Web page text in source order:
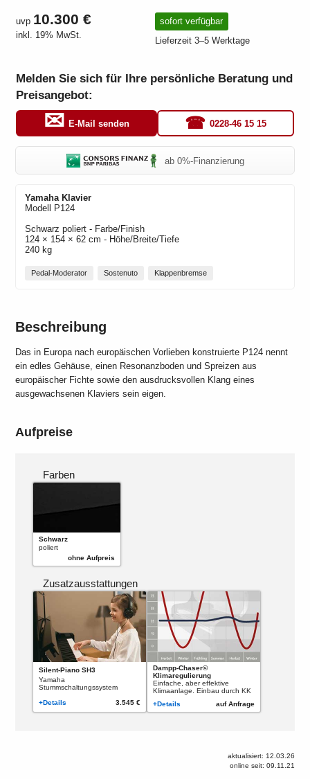
uvp 10.300 €
inkl. 19% MwSt.
sofort verfügbar
Lieferzeit 3–5 Werktage
Melden Sie sich für Ihre persönliche Beratung und
Preisangebot:
E-Mail senden 0228-46 15 15
ab 0%-Finanzierung
Yamaha Klavier
Modell
P124
Schwarz poliert - Farbe/Finish
124 × 154 × 62 cm - Höhe/Breite/Tiefe
240 kg
Pedal-Moderator Sostenuto Klappenbremse
Beschreibung
Das in Europa nach europäischen Vorlieben konstruierte P124 nennt
ein edles Gehäuse, einen Resonanzboden und Spreizen aus
europäischer Fichte sowie den ausdrucksvollen Klang eines
ausgewachsenen Klaviers sein eigen.
Aufpreise
Farben
Schwarz
poliert
ohne Aufpreis
Zusatzausstattungen
Silent-Piano SH3
Yamaha
Stummschaltungssystem
+Details
3.545 €
Dampp-Chaser©
Klimaregulierung
Einfache, aber effektive
Klimaanlage. Einbau durch KK
+Details
auf Anfrage
aktualisiert: 12.03.26
online seit: 09.11.21